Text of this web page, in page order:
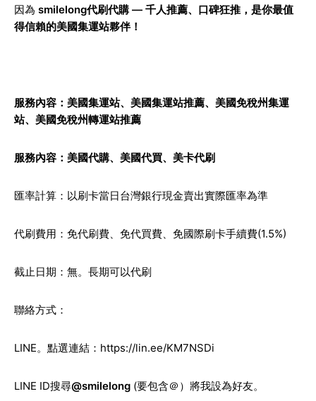
因為 smilelong代刷代購 — 千人推薦、口碑狂推，是你最值
得信賴的美國集運站夥伴！
服務內容： 美國集運站、美國集運站推薦、 美國免稅州集運
站、美國免稅州轉運站推薦
服務內容： 美國代購、 美國代買、 美卡代刷
匯率計算：以刷卡當日台灣銀行現金賣出實際匯率為準
代刷費用：免代刷費、免代買費、免國際刷卡手續費(1.5%)
截止日期：無。長期可以代刷
聯絡方式：
LINE。點選連結： https://lin.ee/KM7NSDi
LINE ID搜尋@smilelong (要包含＠）將我設為好友。